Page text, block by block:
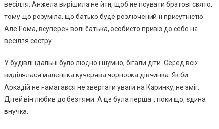
весілля. Анжела вирішила не йти, щоб не псувати братові свято,
тому що розуміла, що батько буде розлючений її присутністю.
Але Рома, всупереч волі батька, особисто привіз до себе на
весілля сестру.
У будівлі їдальні було людно і шумно, бігали діти. Серед всіх
виділялася маленька кучерява чорноока дівчинка. Як би
Аркадій не намагався не звертати уваги на Каринку, не зміг.
Дітей він любив до безтями. А це була перша і, поки що, єдина
внучка.